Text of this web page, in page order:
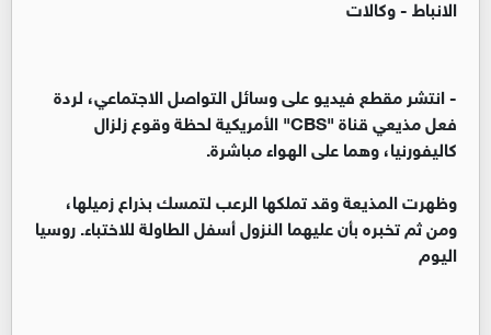
الانباط - وكالات
- انتشر مقطع فيديو على وسائل التواصل الاجتماعي، لردة
فعل مذيعي قناة "CBS" الأمريكية لحظة وقوع زلزال
كاليفورنيا، وهما على الهواء مباشرة.
وظهرت المذيعة وقد تملكها الرعب لتمسك بذراع زميلها،
ومن ثم تخبره بأن عليهما النزول أسفل الطاولة للاختباء. روسيا
اليوم